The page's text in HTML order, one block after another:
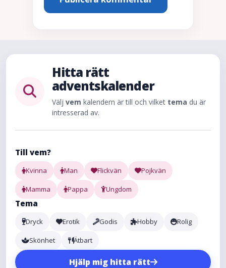
Hitta rätt
adventskalender
Välj vem kalendern är till och vilket tema du är
intresserad av.
Till vem?
Kvinna Man Flickvän Pojkvän
Mamma Pappa Ungdom
Tema
Dryck Erotik Godis Hobby Rolig
Skönhet Ätbart
Hjälp mig hitta rätt